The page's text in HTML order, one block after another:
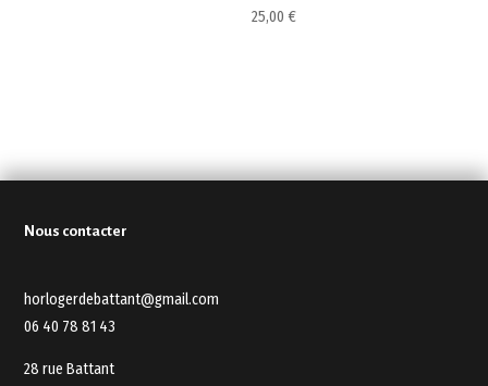
25,00€
Nous contacter
horlogerdebattant@gmail.com
06 40 78 81 43
28 rue Battant